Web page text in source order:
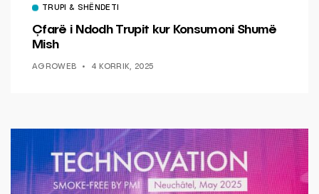
TRUPI & SHËNDETI
Çfarë i Ndodh Trupit kur Konsumoni Shumë
Mish
AGROWEB 4 KORRIK, 2025